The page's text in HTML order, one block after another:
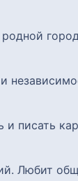
и писать
Любит